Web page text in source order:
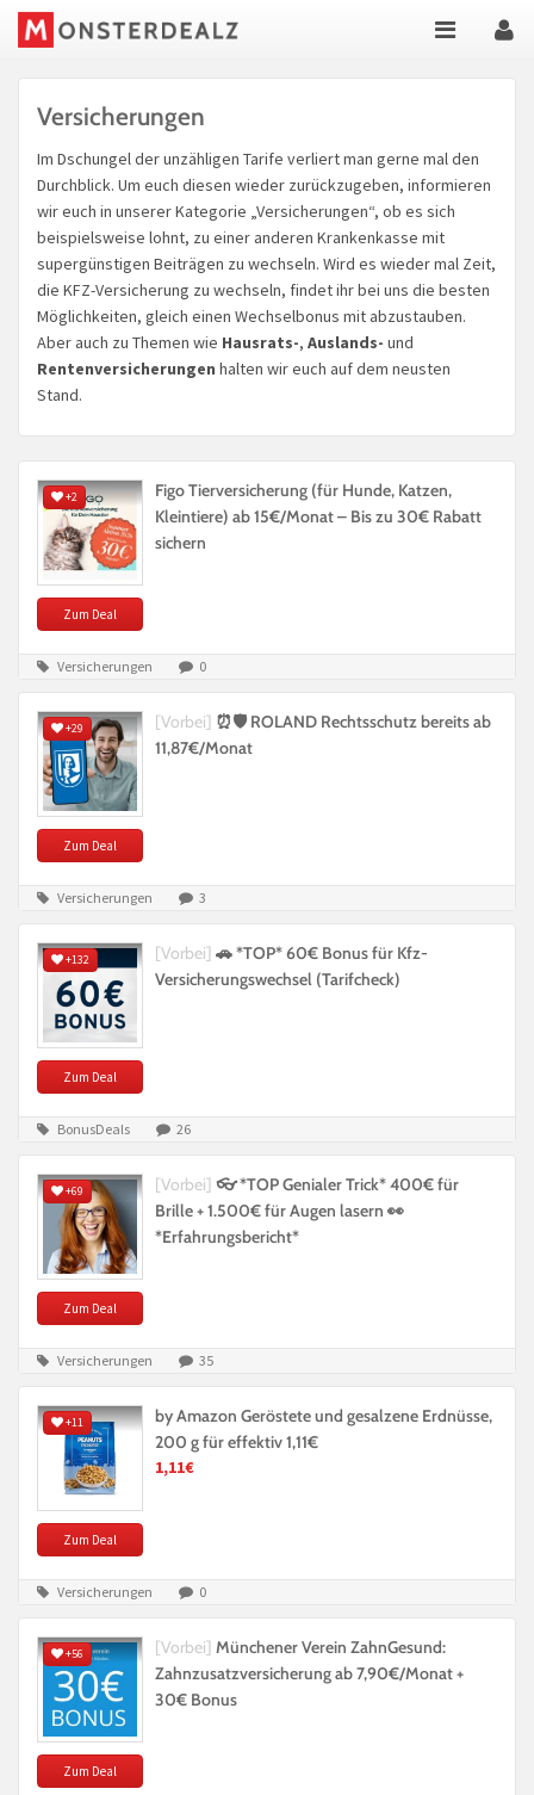
Versicherungen
Im Dschungel der unzähligen Tarife verliert man gerne mal den
Durchblick. Um euch diesen wieder zurückzugeben, informieren
wir euch in unserer Kategorie „Versicherungen“, ob es sich
beispielsweise lohnt, zu einer anderen Krankenkasse mit
supergünstigen Beiträgen zu wechseln. Wird es wieder mal Zeit,
die KFZ-Versicherung zu wechseln, findet ihr bei uns die besten
Möglichkeiten, gleich einen Wechselbonus mit abzustauben.
Aber auch zu Themen wie Hausrats-, Auslands- und
Rentenversicherungen halten wir euch auf dem neusten
Stand.
+2
Zum Deal
Figo Tierversicherung (für Hunde, Katzen,
Kleintiere) ab 15€/Monat – Bis zu 30€ Rabatt
sichern
Versicherungen 0
+29
Zum Deal
[Vorbei] ⏰🛡️ ROLAND Rechtsschutz bereits ab
11,87€/Monat
Versicherungen 3
+132
Zum Deal
[Vorbei] 🚗 *TOP* 60€ Bonus für Kfz-
Versicherungswechsel (Tarifcheck)
BonusDeals 26
+69
Zum Deal
[Vorbei] 👓 *TOP Genialer Trick* 400€ für
Brille + 1.500€ für Augen lasern 👀
*Erfahrungsbericht*
Versicherungen 35
+11
Zum Deal
by Amazon Geröstete und gesalzene Erdnüsse,
200 g für effektiv 1,11€
1,11€
Versicherungen 0
+56
Zum Deal
[Vorbei] Münchener Verein ZahnGesund:
Zahnzusatzversicherung ab 7,90€/Monat +
30€ Bonus